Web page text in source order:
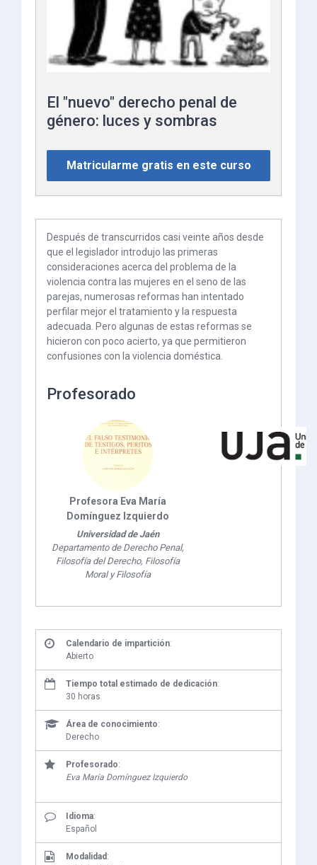
El "nuevo" derecho penal de
género: luces y sombras
Matricularme gratis en este curso
Después de transcurridos casi veinte años desde
que el legislador introdujo las primeras
consideraciones acerca del problema de la
violencia contra las mujeres en el seno de las
parejas, numerosas reformas han intentado
perfilar mejor el tratamiento y la respuesta
adecuada. Pero algunas de estas reformas se
hicieron con poco acierto, ya que permitieron
confusiones con la violencia doméstica.
Profesorado
Profesora Eva María
Domínguez Izquierdo
Universidad de Jaén
Departamento de Derecho Penal,
Filosofía del Derecho, Filosofía
Moral y Filosofía
Calendario de impartición:
Abierto
Tiempo total estimado de dedicación:
30 horas
Área de conocimiento:
Derecho
Profesorado:
Eva María Domínguez Izquierdo
Idioma:
Español
Modalidad :